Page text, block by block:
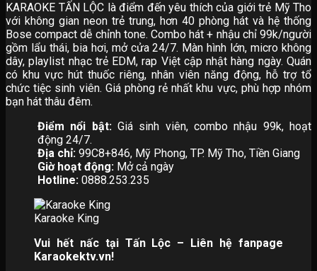
KARAOKE TẤN LỘC là điểm đến yêu thích của giới trẻ Mỹ Tho
với không gian neon trẻ trung, hơn 40 phòng hát và hệ thống
Bose compact dễ chỉnh tone. Combo hát + nhậu chỉ 99k/người
gồm lẩu thái, bia hơi, mở cửa 24/7. Màn hình lớn, micro không
dây, playlist nhạc trẻ EDM, rap Việt cập nhật hàng ngày. Quán
có khu vực hút thuốc riêng, nhân viên năng động, hỗ trợ tổ
chức tiệc sinh viên. Giá phòng rẻ nhất khu vực, phù hợp nhóm
bạn hát thâu đêm.
Điểm nổi bật:Giá sinh viên, combo nhậu 99k, hoạt
động 24/7.
Địa chỉ:99C8+846, Mỹ Phong, TP. Mỹ Tho, Tiền Giang
Giờ hoạt động:Mở cả ngày
Hotline:0888.253.235
Karaoke King
Vui hết nấc tại Tấn Lộc – Liên hệ fanpage
Karaokektv.vn!